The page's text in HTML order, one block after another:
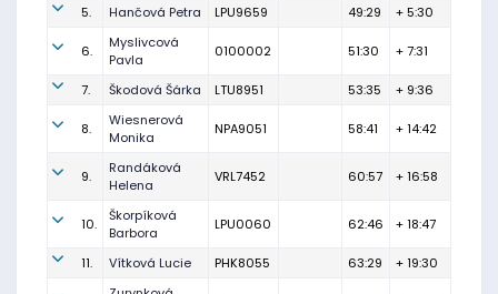
5. Hančová Petra LPU9659 49:29 + 5:30
6.
Myslivcová
Pavla
0100002 51:30 + 7:31
7. Škodová Šárka LTU8951 53:35 + 9:36
8.
Wiesnerová
Monika
NPA9051 58:41 + 14:42
9.
Randáková
Helena
VRL7452 60:57 + 16:58
10.
Škorpíková
Barbora
LPU0060 62:46 + 18:47
11. Vítková Lucie PHK8055 63:29 + 19:30